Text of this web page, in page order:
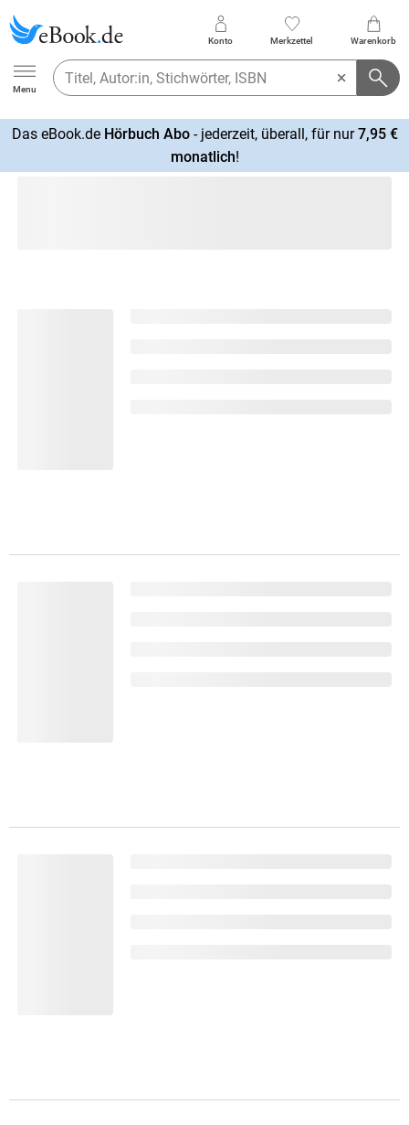
Ebook.de
Menu
Konto Merkzettel Warenkorb
Das eBook.de Hörbuch Abo- jederzeit, überall, für nur7,95 €
monatlich!